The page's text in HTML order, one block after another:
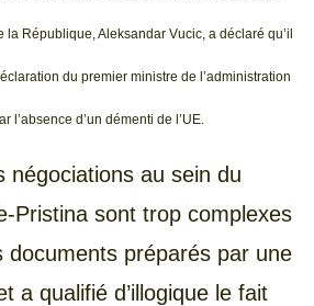
République, Aleksandar Vucic, a déclaré qu’il
du premier ministre de l’administration
l’absence d’un démenti de l’UE.
négociations au sein du
Pristina sont trop complexes
documents préparés par une
a qualifié d’illogique le fait